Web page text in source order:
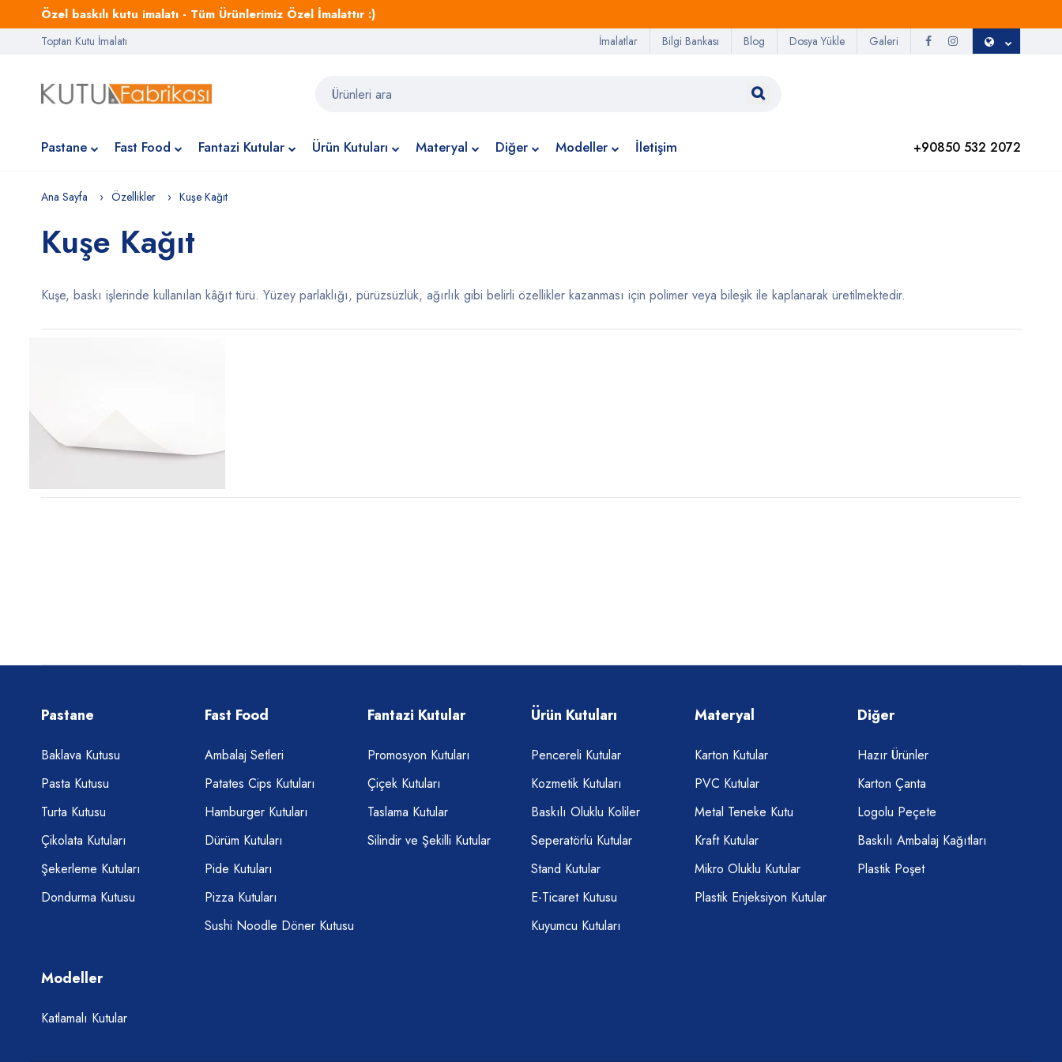
Özel baskılı kutu imalatı - Tüm Ürünlerimiz Özel İmalattır :)
Toptan Kutu İmalatı İmalatlar Bilgi Bankası Blog Dosya Yükle Galeri
Pastane Fast Food Fantazi Kutular Ürün Kutuları Materyal Diğer Modeller İletişim +90850 532 2072
Ana Sayfa Özellikler Kuşe Kağıt
Kuşe Kağıt
Kuşe, baskı işlerinde kullanılan kâğıt türü. Yüzey parlaklığı, pürüzsüzlük, ağırlık gibi belirli özellikler kazanması için polimer veya bileşik ile kaplanarak üretilmektedir.
Pastane
Baklava Kutusu
Pasta Kutusu
Turta Kutusu
Çikolata Kutuları
Şekerleme Kutuları
Dondurma Kutusu
Fast Food
Ambalaj Setleri
Patates Cips Kutuları
Hamburger Kutuları
Dürüm Kutuları
Pide Kutuları
Pizza Kutuları
Sushi Noodle Döner Kutusu
Fantazi Kutular
Promosyon Kutuları
Çiçek Kutuları
Taslama Kutular
Silindir ve Şekilli Kutular
Ürün Kutuları
Pencereli Kutular
Kozmetik Kutuları
Baskılı Oluklu Koliler
Seperatörlü Kutular
Stand Kutular
E-Ticaret Kutusu
Kuyumcu Kutuları
Materyal
Karton Kutular
PVC Kutular
Metal Teneke Kutu
Kraft Kutular
Mikro Oluklu Kutular
Plastik Enjeksiyon Kutular
Diğer
Hazır Ürünler
Karton Çanta
Logolu Peçete
Baskılı Ambalaj Kağıtları
Plastik Poşet
Modeller
Katlamalı Kutular